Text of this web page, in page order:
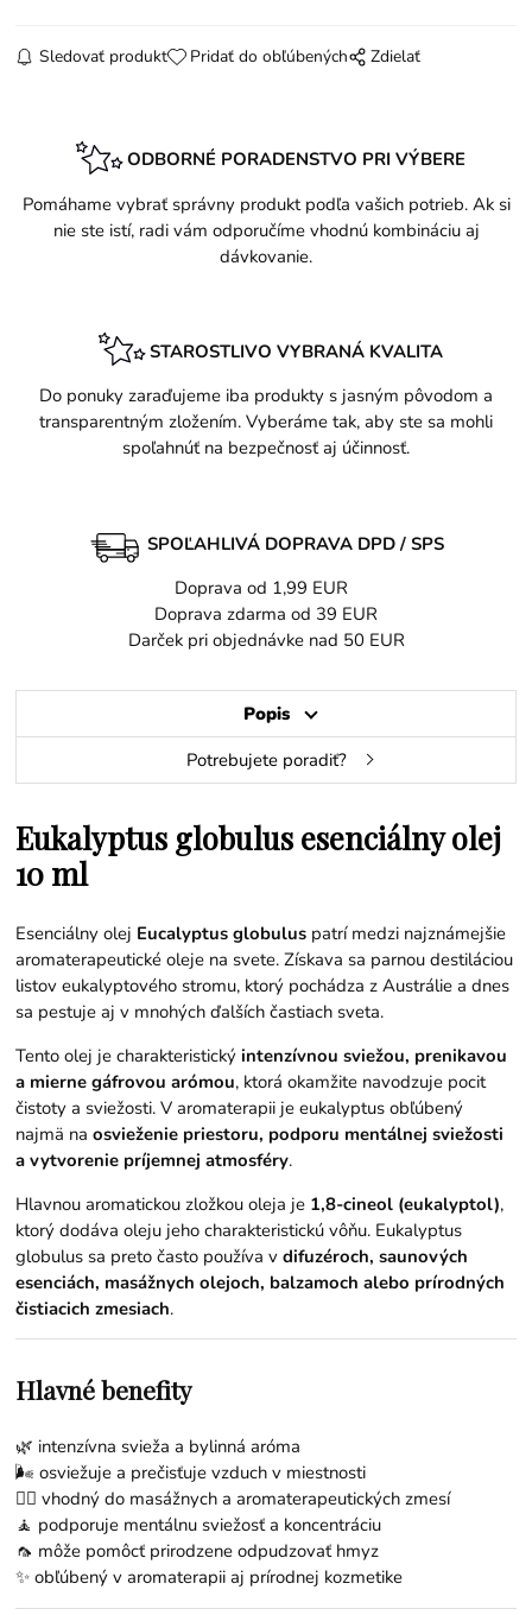
Sledovať produkt Pridať do obľúbených Zdielať
ODBORNÉ PORADENSTVO PRI VÝBERE
Pomáhame vybrať správny produkt podľa vašich potrieb. Ak si
nie ste istí, radi vám odporučíme vhodnú kombináciu aj
dávkovanie.
STAROSTLIVO VYBRANÁ KVALITA
Do ponuky zaraďujeme iba produkty s jasným pôvodom a
transparentným zložením. Vyberáme tak, aby ste sa mohli
spoľahnúť na bezpečnosť aj účinnosť.
SPOĽAHLIVÁ DOPRAVA DPD / SPS
Doprava od 1,99 EUR
Doprava zdarma od 39 EUR
Darček pri objednávke nad 50 EUR
Popis
Potrebujete poradiť?
Eukalyptus globulus esenciálny olej
10 ml
Esenciálny olej Eucalyptus globulus patrí medzi najznámejšie
aromaterapeutické oleje na svete. Získava sa parnou destiláciou
listov eukalyptového stromu, ktorý pochádza z Austrálie a dnes
sa pestuje aj v mnohých ďalších častiach sveta.
Tento olej je charakteristickýintenzívnou sviežou, prenikavou
a mierne gáfrovou arómou, ktorá okamžite navodzuje pocit
čistoty a sviežosti. V aromaterapii je eukalyptus obľúbený
najmä naosvieženie priestoru, podporu mentálnej sviežosti
a vytvorenie príjemnej atmosféry.
Hlavnou aromatickou zložkou oleja je 1,8-cineol (eukalyptol),
ktorý dodáva oleju jeho charakteristickú vôňu. Eukalyptus
globulus sa preto často používa vdifuzéroch, saunových
esenciách, masážnych olejoch, balzamoch alebo prírodných
čistiacich zmesiach.
Hlavné benefity
🌿 intenzívna svieža a bylinná aróma
🌬️ osviežuje a prečisťuje vzduch v miestnosti
💆‍♂️ vhodný do masážnych a aromaterapeutických zmesí
🧘 podporuje mentálnu sviežosť a koncentráciu
🦟 môže pomôcť prirodzene odpudzovať hmyz
✨ obľúbený v aromaterapii aj prírodnej kozmetike